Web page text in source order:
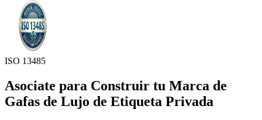
ISO 13485
Asociate para Construir tu Marca de
Gafas de Lujo de Etiqueta Privada